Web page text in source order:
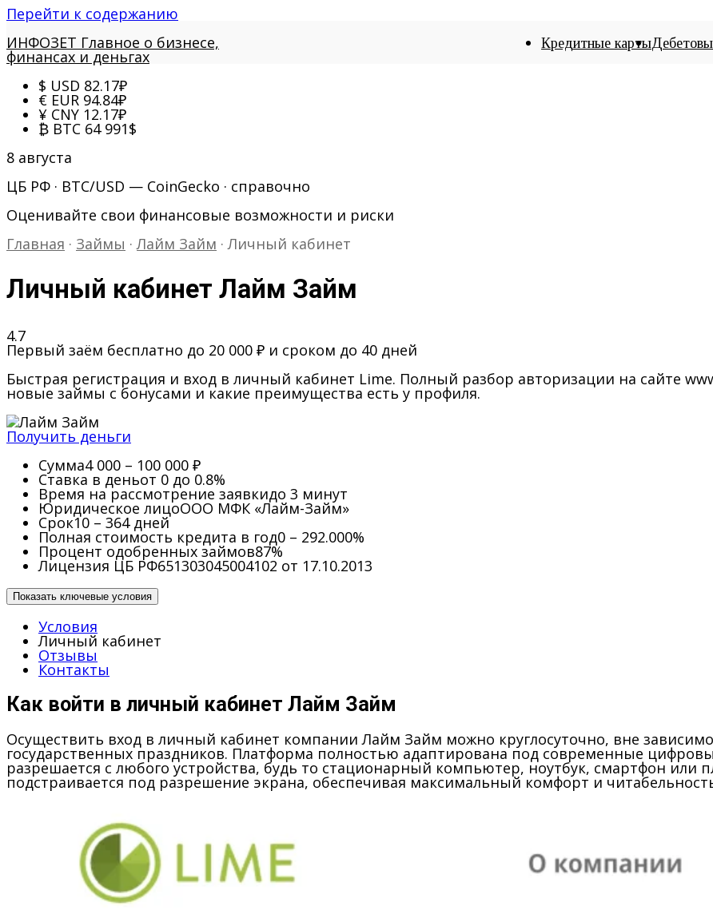
Перейти к содержанию
ИНФОЗЕТ Главное о бизнесе,
финансах и деньгах
Кредитные карты
$ USD 82.17₽
€ EUR 94.84₽
¥ CNY 12.17₽
₿ BTC 64 991$
8 августа
ЦБ РФ · BTC/USD — CoinGecko · справочно
Оценивайте свои финансовые возможности и риски
Главная · Займы ·Лайм Займ ·Личный кабинет
Личный кабинет Лайм Займ
4.7
Первый заём бесплатно до 20 000 ₽ и сроком до 40 дней
Быстрая регистрация и вход в личный кабинет Lime. Полный разбор авторизации на сайте
новые займы с бонусами и какие преимущества есть у профиля.
Получить деньги
Сумма4 000 – 100 000 ₽
Ставка в деньот 0 до 0.8%
Время на рассмотрение заявкидо 3 минут
Юридическое лицоООО МФК «Лайм-Займ»
Срок10 – 364 дней
Полная стоимость кредита в год0 – 292.000%
Процент одобренных займов87%
Лицензия ЦБ РФ651303045004102 от 17.10.2013
Показать ключевые условия
Условия
Личный кабинет
Отзывы
Контакты
Как войти в личный кабинет Лайм Займ
Осуществить вход в личный кабинет компании Лайм Займ можно круглосуточно, вне
государственных праздников. Платформа полностью адаптирована под современные
разрешается с любого устройства, будь то стационарный компьютер, ноутбук, смартфон или
подстраивается под разрешение экрана, обеспечивая максимальный комфорт и